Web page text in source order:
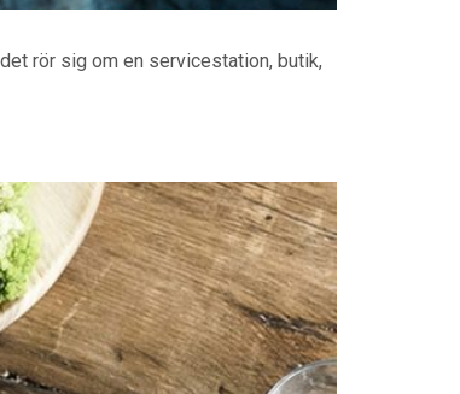
rör sig om en servicestation, butik,